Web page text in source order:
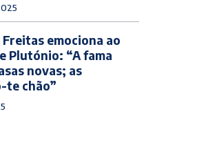
Freitas emociona ao
Plutónio: “A fama
novas; as
te chão”